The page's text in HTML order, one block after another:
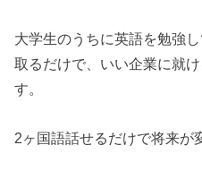
大学生のうちに英語を勉強
取るだけで、いい企業に就
す。
2ヶ国語話せるだけで将来が